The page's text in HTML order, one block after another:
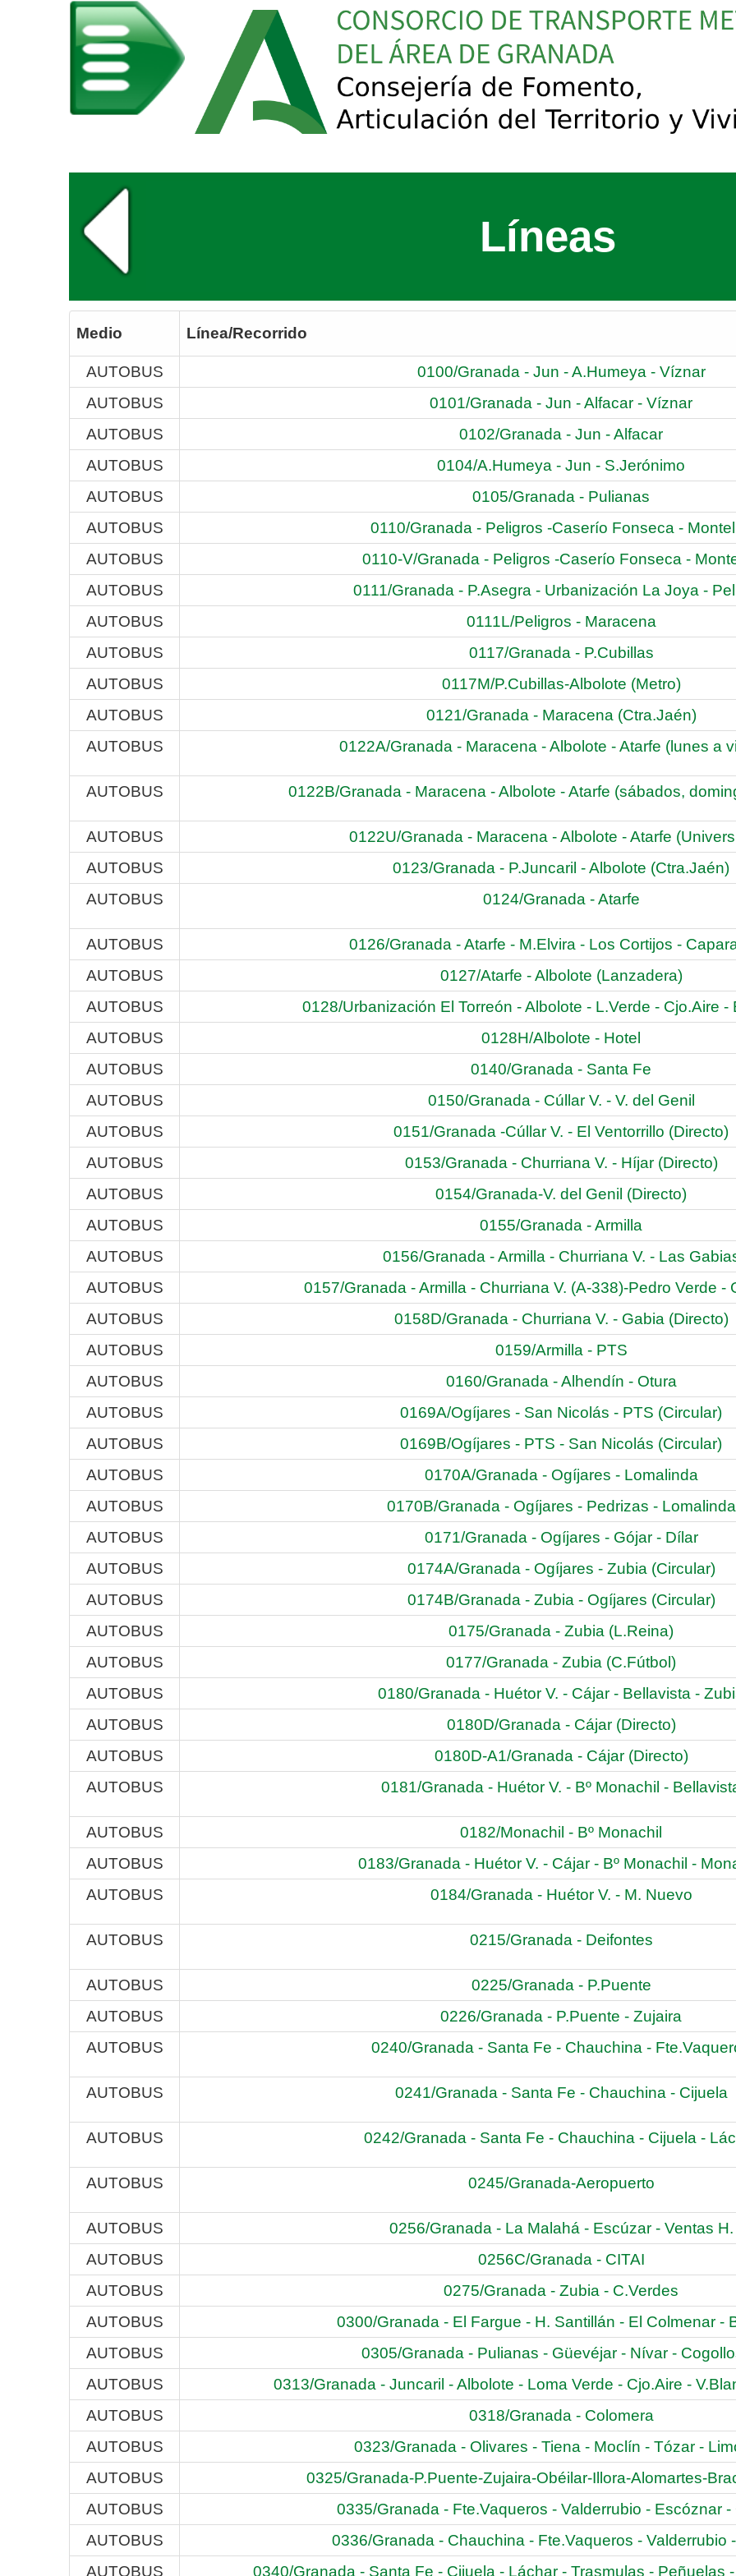
Líneas
Medio Línea/Recorrido
AUTOBUS
0100/Granada - Jun - A.Humeya - Víznar
AUTOBUS
0101/Granada - Jun - Alfacar - Víznar
AUTOBUS
0102/Granada - Jun - Alfacar
AUTOBUS
0104/A.Humeya - Jun - S.Jerónimo
AUTOBUS
0105/Granada - Pulianas
AUTOBUS
0110/Granada - Peligros -Caserío Fonseca -
AUTOBUS
0110-V/Granada - Peligros -Caserío Fonseca -
AUTOBUS
0111/Granada - P.Asegra - Urbanización La Joya -
AUTOBUS
0111L/Peligros - Maracena
AUTOBUS
0117/Granada - P.Cubillas
AUTOBUS
0117M/P.Cubillas-Albolote (Metro)
AUTOBUS
0121/Granada - Maracena (Ctra.Jaén)
AUTOBUS
0122A/Granada - Maracena - Albolote - Atarfe (lunes a
AUTOBUS 0122B/Granada - Maracena - Albolote - Atarfe (sábados,
AUTOBUS
0122U/Granada - Maracena - Albolote - Atarfe
AUTOBUS
0123/Granada - P.Juncaril - Albolote (Ctra.Jaén)
AUTOBUS
0124/Granada - Atarfe
AUTOBUS
0126/Granada - Atarfe - M.Elvira - Los Cortijos -
AUTOBUS
0127/Atarfe - Albolote (Lanzadera)
AUTOBUS
0128/Urbanización El Torreón - Albolote - L.Verde - Cjo.Aire -
AUTOBUS
0128H/Albolote - Hotel
AUTOBUS
0140/Granada - Santa Fe
AUTOBUS
0150/Granada - Cúllar V. - V. del Genil
AUTOBUS
0151/Granada -Cúllar V. - El Ventorrillo (Directo)
AUTOBUS
0153/Granada - Churriana V. - Híjar (Directo)
AUTOBUS
0154/Granada-V. del Genil (Directo)
AUTOBUS
0155/Granada - Armilla
AUTOBUS
0156/Granada - Armilla - Churriana V. - Las
AUTOBUS
0157/Granada - Armilla - Churriana V. (A-338)-Pedro Verde -
AUTOBUS
0158D/Granada - Churriana V. - Gabia (Directo)
AUTOBUS
0159/Armilla - PTS
AUTOBUS
0160/Granada - Alhendín - Otura
AUTOBUS
0169A/Ogíjares - San Nicolás - PTS (Circular)
AUTOBUS
0169B/Ogíjares - PTS - San Nicolás (Circular)
AUTOBUS
0170A/Granada - Ogíjares - Lomalinda
AUTOBUS
0170B/Granada - Ogíjares - Pedrizas - Lomalinda
AUTOBUS
0171/Granada - Ogíjares - Gójar - Dílar
AUTOBUS
0174A/Granada - Ogíjares - Zubia (Circular)
AUTOBUS
0174B/Granada - Zubia - Ogíjares (Circular)
AUTOBUS
0175/Granada - Zubia (L.Reina)
AUTOBUS
0177/Granada - Zubia (C.Fútbol)
AUTOBUS
0180/Granada - Huétor V. - Cájar - Bellavista -
AUTOBUS
0180D/Granada - Cájar (Directo)
AUTOBUS
0180D-A1/Granada - Cájar (Directo)
AUTOBUS
0181/Granada - Huétor V. - Bº Monachil -
AUTOBUS
0182/Monachil - Bº Monachil
AUTOBUS
0183/Granada - Huétor V. - Cájar - Bº Monachil -
AUTOBUS
0184/Granada - Huétor V. - M. Nuevo
AUTOBUS 0215/Granada - Deifontes
AUTOBUS
0225/Granada - P.Puente
AUTOBUS
0226/Granada - P.Puente - Zujaira
AUTOBUS
0240/Granada - Santa Fe - Chauchina -
AUTOBUS 0241/Granada - Santa Fe - Chauchina - Cijuela
AUTOBUS 0242/Granada - Santa Fe - Chauchina - Cijuela -
AUTOBUS 0245/Granada-Aeropuerto
AUTOBUS
0256/Granada - La Malahá - Escúzar - Ventas H.
AUTOBUS
0256C/Granada - CITAI
AUTOBUS
0275/Granada - Zubia - C.Verdes
AUTOBUS
0300/Granada - El Fargue - H. Santillán - El Colmenar -
AUTOBUS
0305/Granada - Pulianas - Güevéjar - Nívar -
AUTOBUS
0313/Granada - Juncaril - Albolote - Loma Verde - Cjo.Aire -
AUTOBUS
0318/Granada - Colomera
AUTOBUS
0323/Granada - Olivares - Tiena - Moclín - Tózar -
AUTOBUS
0325/Granada-P.Puente-Zujaira-Obéilar-Illora-Alomartes-
AUTOBUS
0335/Granada - Fte.Vaqueros - Valderrubio - Escóznar -
AUTOBUS
0336/Granada - Chauchina - Fte.Vaqueros - Valderrubio
AUTOBUS
0340/Granada - Santa Fe - Cijuela - Láchar - Trasmulas - Peñuelas